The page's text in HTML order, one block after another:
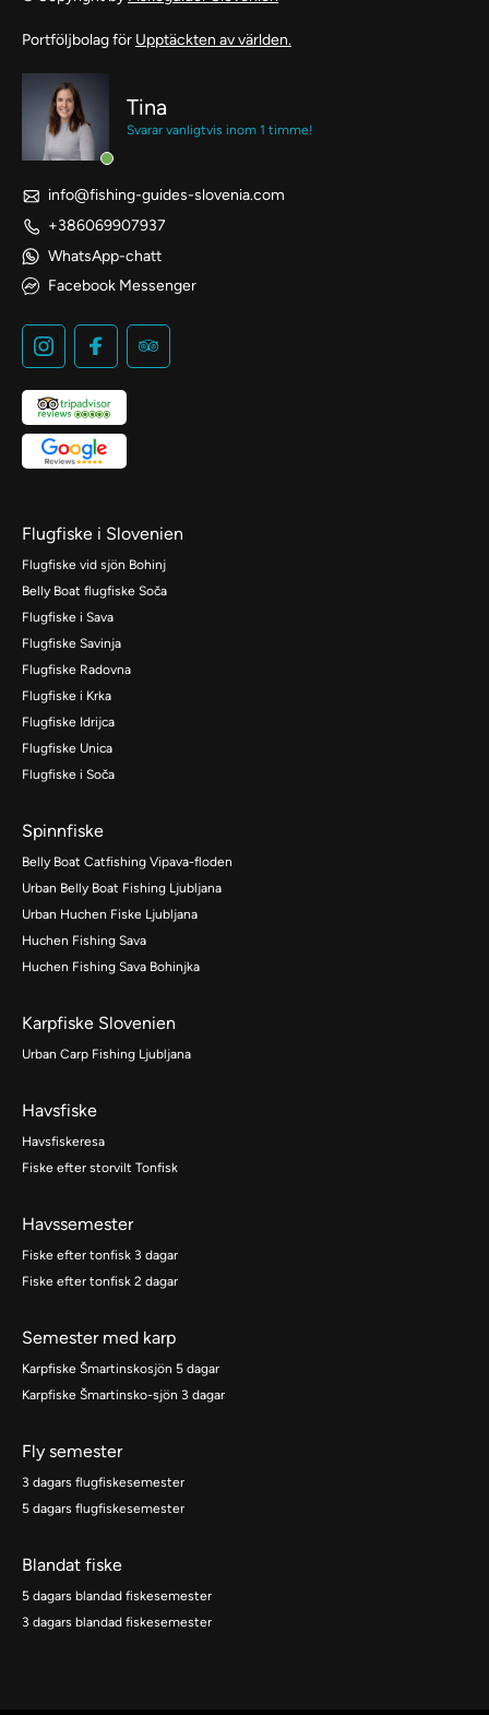
Portföljbolag för Upptäckten av världen.
Tina
Svarar vanligtvis inom 1 timme!
info@fishing-guides-slovenia.com
+386069907937
WhatsApp-chatt
Facebook Messenger
Flugfiske i Slovenien
Flugfiske vid sjön Bohinj
Belly Boat flugfiske Soča
Flugfiske i Sava
Flugfiske Savinja
Flugfiske Radovna
Flugfiske i Krka
Flugfiske Idrijca
Flugfiske Unica
Flugfiske i Soča
Spinnfiske
Belly Boat Catfishing Vipava-floden
Urban Belly Boat Fishing Ljubljana
Urban Huchen Fiske Ljubljana
Huchen Fishing Sava
Huchen Fishing Sava Bohinjka
Karpfiske Slovenien
Urban Carp Fishing Ljubljana
Havsfiske
Havsfiskeresa
Fiske efter storvilt Tonfisk
Havssemester
Fiske efter tonfisk 3 dagar
Fiske efter tonfisk 2 dagar
Semester med karp
Karpfiske Šmartinskosjön 5 dagar
Karpfiske Šmartinsko-sjön 3 dagar
Fly semester
3 dagars flugfiskesemester
5 dagars flugfiskesemester
Blandat fiske
5 dagars blandad fiskesemester
3 dagars blandad fiskesemester